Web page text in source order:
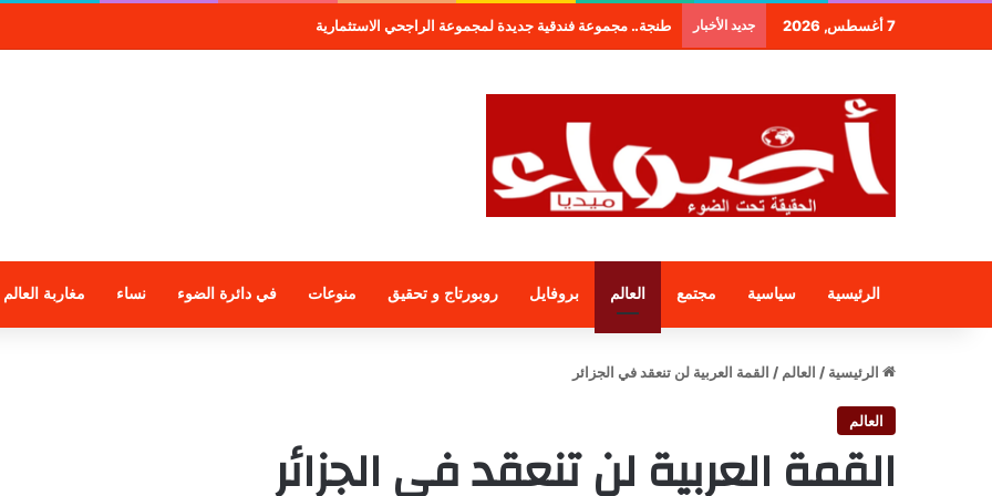
7 أغسطس, 2026 جديد الأخبار طنجة.. مجموعة فندقية جديدة لمجموعة الراجحي الاستثمارية
الرئيسية سياسية مجتمع العالم بروفايل روبورتاج و تحقيق منوعات في دائرة الضوء نساء مغاربة العالم
الرئيسية / العالم / القمة العربية لن تنعقد في الجزائر
العالم
القمة العربية لن تنعقد في الجزائر